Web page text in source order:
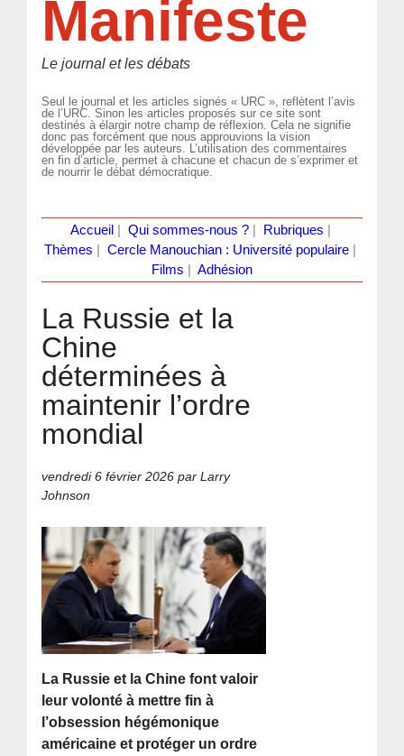
Manifeste
Le journal et les débats
Seul le journal et les articles signés « URC », reflètent l’avis
de l’URC. Sinon les articles proposés sur ce site sont
destinés à élargir notre champ de réflexion. Cela ne signifie
donc pas forcément que nous approuvions la vision
développée par les auteurs. L’utilisation des commentaires
en fin d’article, permet à chacune et chacun de s’exprimer et
de nourrir le débat démocratique.
Accueil Qui sommes-nous ?| Rubriques
Thèmes
Cercle Manouchian : Université populaire
Films
Adhésion
La Russie et la
Chine
déterminées à
maintenir l’ordre
mondial
vendredi 6 février 2026 par Larry
Johnson
La Russie et la Chine font valoir
leur volonté à mettre fin à
l’obsession hégémonique
américaine et protéger un ordre